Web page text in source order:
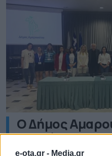
e-ota.gr - Media.gr
Ο Δήμος
υποδέχθηκε